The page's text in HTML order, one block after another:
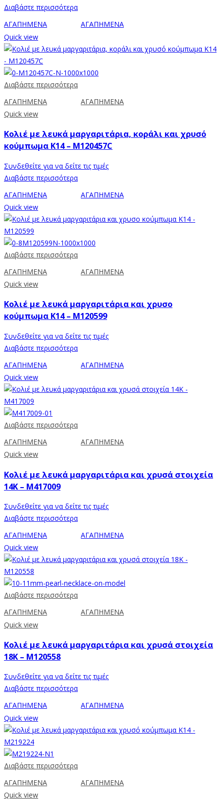
Διαβάστε περισσότερα
ΑΓΑΠΗΜΕΝΑ
ΑΓΑΠΗΜΕΝΑ
Quick view
Διαβάστε περισσότερα
ΑΓΑΠΗΜΕΝΑ
ΑΓΑΠΗΜΕΝΑ
Quick view
Κολιέ με λευκά μαργαριτάρια, κοράλι και χρυσό
κούμπωμα Κ14 – M120457C
Συνδεθείτε για να δείτε τις τιμές
Διαβάστε περισσότερα
ΑΓΑΠΗΜΕΝΑ
ΑΓΑΠΗΜΕΝΑ
Quick view
Διαβάστε περισσότερα
ΑΓΑΠΗΜΕΝΑ
ΑΓΑΠΗΜΕΝΑ
Quick view
Κολιέ με λευκά μαργαριτάρια και χρυσο
κούμπωμα Κ14 – M120599
Συνδεθείτε για να δείτε τις τιμές
Διαβάστε περισσότερα
ΑΓΑΠΗΜΕΝΑ
ΑΓΑΠΗΜΕΝΑ
Quick view
Διαβάστε περισσότερα
ΑΓΑΠΗΜΕΝΑ
ΑΓΑΠΗΜΕΝΑ
Quick view
Κολιέ με λευκά μαργαριτάρια και χρυσά στοιχεία
14K – M417009
Συνδεθείτε για να δείτε τις τιμές
Διαβάστε περισσότερα
ΑΓΑΠΗΜΕΝΑ
ΑΓΑΠΗΜΕΝΑ
Quick view
Διαβάστε περισσότερα
ΑΓΑΠΗΜΕΝΑ
ΑΓΑΠΗΜΕΝΑ
Quick view
Κολιέ με λευκά μαργαριτάρια και χρυσά στοιχεία
18K – M120558
Συνδεθείτε για να δείτε τις τιμές
Διαβάστε περισσότερα
ΑΓΑΠΗΜΕΝΑ
ΑΓΑΠΗΜΕΝΑ
Quick view
Διαβάστε περισσότερα
ΑΓΑΠΗΜΕΝΑ
ΑΓΑΠΗΜΕΝΑ
Quick view